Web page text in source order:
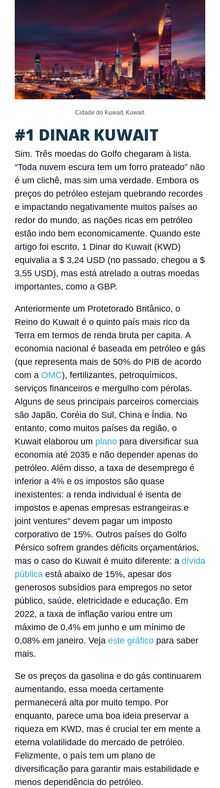
Cidade do Kuwait, Kuwait.
#1 DINAR KUWAIT
Sim. Três moedas do Golfo chegaram à lista.
“Toda nuvem escura tem um forro prateado” não
é um clichê, mas sim uma verdade. Embora os
preços do petróleo estejam quebrando recordes
e impactando negativamente muitos países ao
redor do mundo, as nações ricas em petróleo
estão indo bem economicamente. Quando este
artigo foi escrito, 1 Dinar do Kuwait (KWD)
equivalia a $ 3,24 USD (no passado, chegou a $
3,55 USD), mas está atrelado a outras moedas
importantes, como a GBP.
Anteriormente um Protetorado Britânico, o
Reino do Kuwait é o quinto país mais rico da
Terra em termos de renda bruta per capita. A
economia nacional é baseada em petróleo e gás
(que representa mais de 50% do PIB de acordo
com a OMC), fertilizantes, petroquímicos,
serviços financeiros e mergulho com pérolas.
Alguns de seus principais parceiros comerciais
são Japão, Coréia do Sul, China e Índia. No
entanto, como muitos países da região, o
Kuwait elaborou um plano para diversificar sua
economia até 2035 e não depender apenas do
petróleo. Além disso, a taxa de desemprego é
inferior a 4% e os impostos são quase
inexistentes: a renda individual é isenta de
impostos e apenas empresas estrangeiras e
joint ventures" devem pagar um imposto
corporativo de 15%. Outros países do Golfo
Pérsico sofrem grandes déficits orçamentários,
mas o caso do Kuwait é muito diferente: a dívida
pública está abaixo de 15%, apesar dos
generosos subsídios para empregos no setor
público, saúde, eletricidade e educação. Em
2022, a taxa de inflação variou entre um
máximo de 0,4% em junho e um mínimo de
0,08% em janeiro. Veja este gráfico para saber
mais.
Se os preços da gasolina e do gás continuarem
aumentando, essa moeda certamente
permanecerá alta por muito tempo. Por
enquanto, parece uma boa ideia preservar a
riqueza em KWD, mas é crucial ter em mente a
eterna volatilidade do mercado de petróleo.
Felizmente, o país tem um plano de
diversificação para garantir mais estabilidade e
menos dependência do petróleo.